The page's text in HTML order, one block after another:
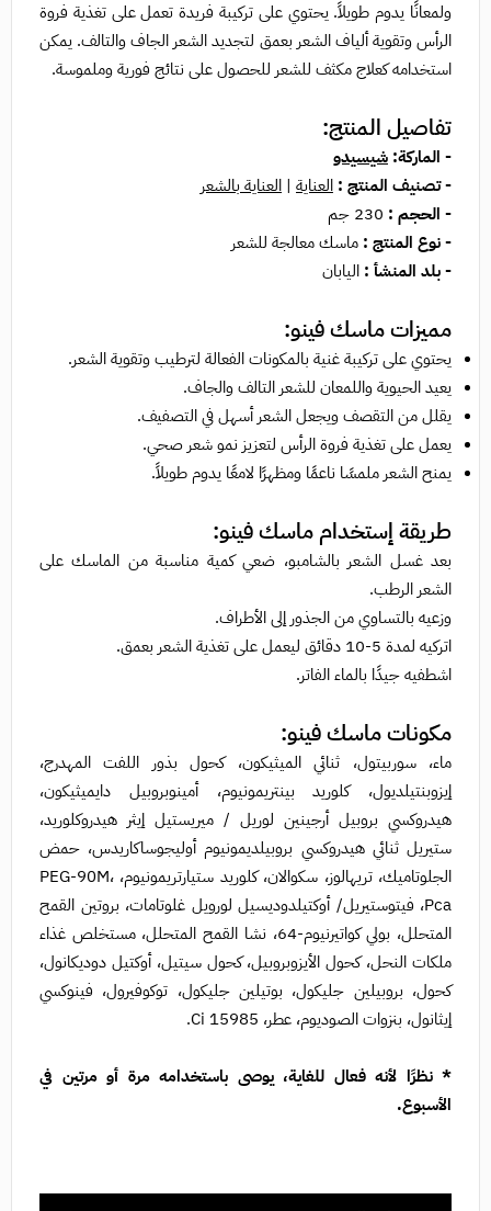
ولمعانًا يدوم طويلاً. يحتوي على تركيبة فريدة تعمل على تغذية فروة
الرأس وتقوية ألياف الشعر بعمق لتجديد الشعر الجاف والتالف. يمكن
استخدامه كعلاج مكثف للشعر للحصول على نتائج فورية وملموسة.
تفاصيل المنتج:
- الماركة: شيسيدو
- تصنيف المنتج : العناية | العناية بالشعر
- الحجم :
- نوع المنتج : ماسك معالجة للشعر
- بلد المنشأ : اليابان
مميزات ماسك فينو:
يحتوي على تركيبة غنية بالمكونات الفعالة لترطيب وتقوية الشعر.
يعيد الحيوية واللمعان للشعر التالف والجاف.
يقلل من التقصف ويجعل الشعر أسهل في التصفيف.
يعمل على تغذية فروة الرأس لتعزيز نمو شعر صحي.
يمنح الشعر ملمسًا ناعمًا ومظهرًا لامعًا يدوم طويلاً.
طريقة إستخدام ماسك فينو:
بعد غسل الشعر بالشامبو، ضعي كمية مناسبة من الماسك على
الشعر الرطب.
وزعيه بالتساوي من الجذور إلى الأطراف.
اتركيه لمدة 5-10 دقائق ليعمل على تغذية الشعر بعمق.
اشطفيه جيدًا بالماء الفاتر.
مكونات ماسك فينو:
ماء، سوربيتول، ثنائي الميثيكون، كحول بذور اللفت المهدرج،
إيزوبنتيلديول، كلوريد بينتريمونيوم، أمينوبروبيل دايميثيكون،
هيدروكسي بروبيل أرجينين لوريل / ميريستيل إيثر هيدروكلوريد،
ستيريل ثنائي هيدروكسي بروبيلديمونيوم أوليجوساكاريدس، حمض
الجلوتاميك، تريهالوز، سكوالان، كلوريد ستيارتريمونيوم، PEG-90M،
Pca، فيتوستيريل/​ أوكتيلدوديسيل لورويل غلوتامات، بروتين القمح
المتحلل، بولي كواتيرنيوم-64، نشا القمح المتحلل، مستخلص غذاء
ملكات النحل، كحول الأيزوبروبيل، كحول سيتيل، أوكتيل دوديكانول،
كحول، بروبيلين جليكول، بوتيلين جليكول، توكوفيرول، فينوكسي
إيثانول، بنزوات الصوديوم، عطر، Ci 15985.
* نظرًا لأنه فعال للغاية، يوصى باستخدامه مرة أو مرتين في
الأسبوع.